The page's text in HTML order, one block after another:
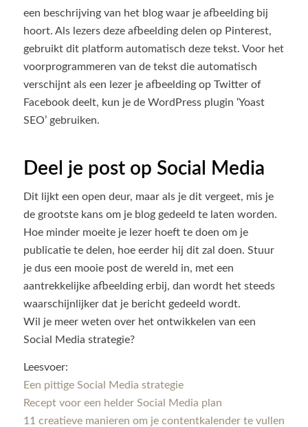
een beschrijving van het blog waar je afbeelding bij
hoort. Als lezers deze afbeelding delen op Pinterest,
gebruikt dit platform automatisch deze tekst. Voor het
voorprogrammeren van de tekst die automatisch
verschijnt als een lezer je afbeelding op Twitter of
Facebook deelt, kun je de WordPress plugin ‘Yoast
SEO’ gebruiken.
Deel je post op Social Media
Dit lijkt een open deur, maar als je dit vergeet, mis je
de grootste kans om je blog gedeeld te laten worden.
Hoe minder moeite je lezer hoeft te doen om je
publicatie te delen, hoe eerder hij dit zal doen. Stuur
je dus een mooie post de wereld in, met een
aantrekkelijke afbeelding erbij, dan wordt het steeds
waarschijnlijker dat je bericht gedeeld wordt.
Wil je meer weten over het ontwikkelen van een
Social Media strategie?
Leesvoer:
Een pittige Social Media strategie
Recept voor een helder Social Media plan
11 creatieve manieren om je contentkalender te vullen